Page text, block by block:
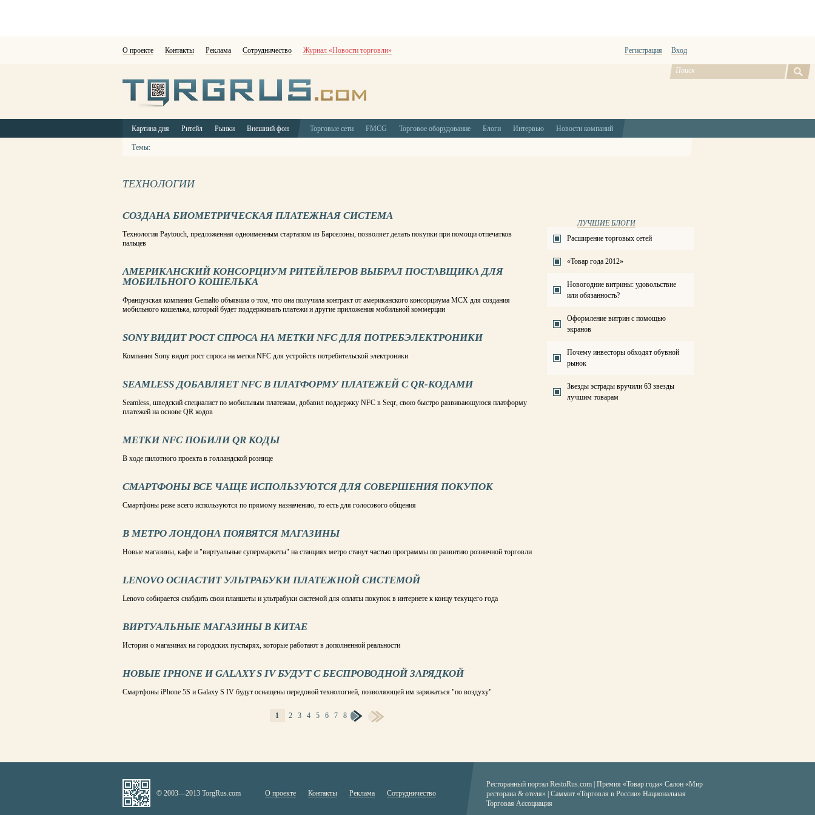
О проекте Контакты Реклама Сотрудничество Журнал «Новости торговли» Регистрация Вход
Картина дня Ритейл Рынки Внешний фон Торговые сети FMCG Торговое оборудование Блоги Интервью Новости компаний
Темы:
ТЕХНОЛОГИИ
СОЗДАНА БИОМЕТРИЧЕСКАЯ ПЛАТЕЖНАЯ СИСТЕМА
Технология Paytouch, предложенная одноименным стартапом из Барселоны, позволяет делать покупки при помощи отпечатков
пальцев
АМЕРИКАНСКИЙ КОНСОРЦИУМ РИТЕЙЛЕРОВ ВЫБРАЛ ПОСТАВЩИКА ДЛЯ
МОБИЛЬНОГО КОШЕЛЬКА
Французская компания Gemalto объявила о том, что она получила контракт от американского консорциума MCX для создания
мобильного кошелька, который будет поддерживать платежи и другие приложения мобильной коммерции
SONY ВИДИТ РОСТ СПРОСА НА МЕТКИ NFC ДЛЯ ПОТРЕБЭЛЕКТРОНИКИ
Компания Sony видит рост спроса на метки NFC для устройств потребительской электроники
SEAMLESS ДОБАВЛЯЕТ NFC В ПЛАТФОРМУ ПЛАТЕЖЕЙ С QR-КОДАМИ
Seamless, шведский специалист по мобильным платежам, добавил поддержку NFC в Seqr, свою быстро развивающуюся платформу
платежей на основе QR кодов
МЕТКИ NFC ПОБИЛИ QR КОДЫ
В ходе пилотного проекта в голландской рознице
СМАРТФОНЫ ВСЕ ЧАЩЕ ИСПОЛЬЗУЮТСЯ ДЛЯ СОВЕРШЕНИЯ ПОКУПОК
Смартфоны реже всего используются по прямому назначению, то есть для голосового общения
В МЕТРО ЛОНДОНА ПОЯВЯТСЯ МАГАЗИНЫ
Новые магазины, кафе и "виртуальные супермаркеты" на станциях метро станут частью программы по развитию розничной торговли
LENOVO ОСНАСТИТ УЛЬТРАБУКИ ПЛАТЕЖНОЙ СИСТЕМОЙ
Lenovo собирается снабдить свои планшеты и ультрабуки системой для оплаты покупок в интернете к концу текущего года
ВИРТУАЛЬНЫЕ МАГАЗИНЫ В КИТАЕ
История о магазинах на городских пустырях, которые работают в дополненной реальности
НОВЫЕ IPHONE И GALAXY S IV БУДУТ С БЕСПРОВОДНОЙ ЗАРЯДКОЙ
Смартфоны iPhone 5S и Galaxy S IV будут оснащены передовой технологией, позволяющей им заряжаться "по воздуху"
1 2 3 4 5 6 7 8
ЛУЧШИЕ БЛОГИ
Расширение торговых сетей
«Товар года 2012»
Новогодние витрины: удовольствие
или обязанность?
Оформление витрин с помощью
экранов
Почему инвесторы обходят обувной
рынок
Звезды эстрады вручили 63 звезды
лучшим товарам
© 2003—2013 TorgRus.com О проекте Контакты Реклама Сотрудничество
Ресторанный портал RestoRus.com Премия «Товар года» Салон «Мир
ресторана & отеля» | Саммит «Торговля в России» Национальная
Торговая Ассоциация